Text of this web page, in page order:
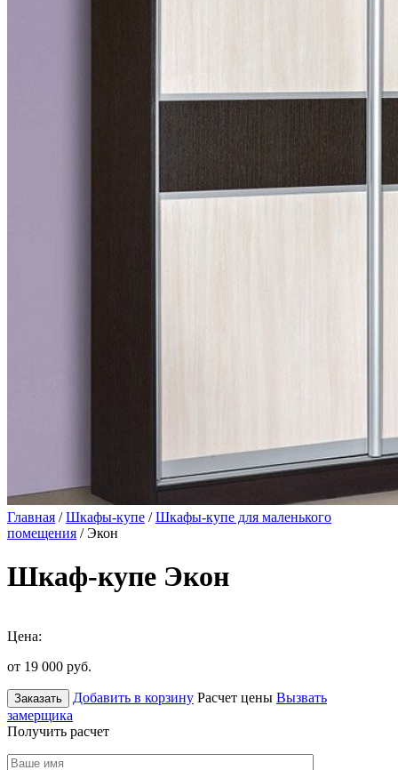
Главная /Шкафы-купе /Шкафы-купе для маленького
помещения / Экон
Шкаф-купе Экон
Цена:
от 19 000 руб.
Заказать Добавить в корзину Расчет цены Вызвать
замерщика
Получить расчет